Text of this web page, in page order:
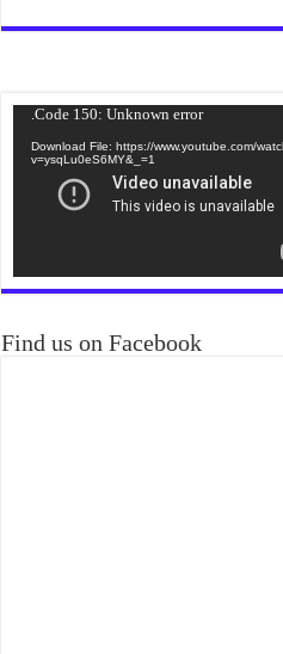
Code 150: Unknown error.
Download File: https://www.youtube.com/
v=ysqLu0eS6MY&_=1
Find us on Facebook